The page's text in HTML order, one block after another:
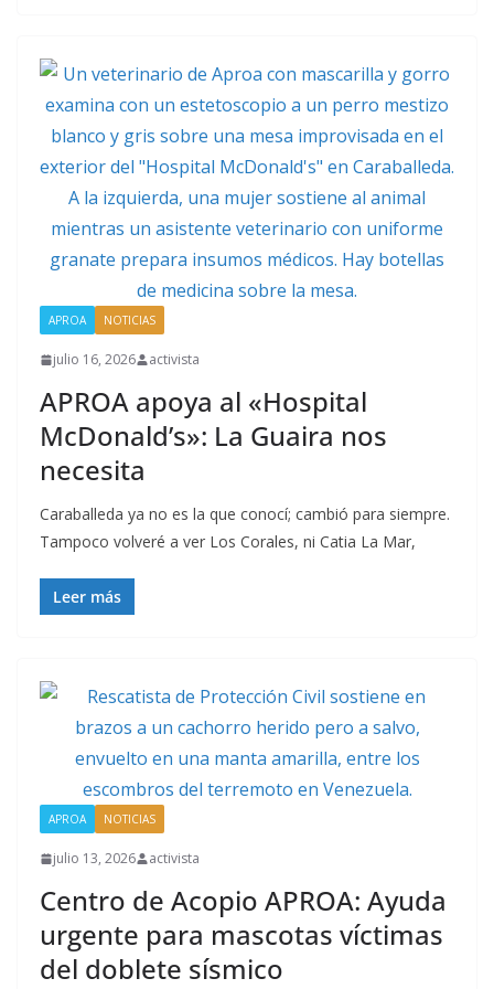
APROA NOTICIAS
julio 16, 2026 activista
APROA apoya al «Hospital
McDonald’s»: La Guaira nos
necesita
Caraballeda ya no es la que conocí; cambió para siempre.
Tampoco volveré a ver Los Corales, ni Catia La Mar,
Leer más
APROA NOTICIAS
julio 13, 2026 activista
Centro de Acopio APROA: Ayuda
urgente para mascotas víctimas
del doblete sísmico